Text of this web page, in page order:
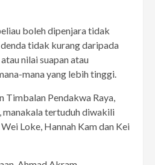
boleh dipenjara tidak
tidak kurang daripada
nilai suapan atau
mana yang lebih tinggi.
Timbalan Pendakwa Raya,
manakala tertuduh diwakili
Loke, Hannah Kam dan Kei